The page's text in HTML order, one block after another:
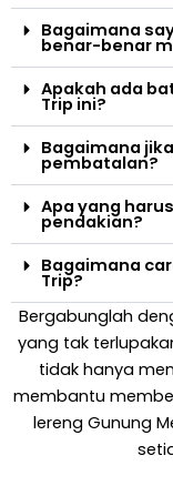
Bagaimana
benar-benar
Apakah ada
Trip ini?
Bagaimana
pembatalan?
Apa yang
pendakian?
Bagaimana
Trip?
Bergabunglah
yang tak
tidak hanya
membantu
lereng Gunung